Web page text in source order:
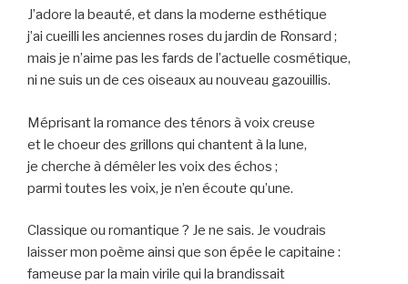
J’adore la beauté, et dans la moderne esthétique
j’ai cueilli les anciennes roses du jardin de Ronsard ;
mais je n’aime pas les fards de l’actuelle cosmétique,
ni ne suis un de ces oiseaux au nouveau gazouillis.
Méprisant la romance des ténors à voix creuse
et le choeur des grillons qui chantent à la lune,
je cherche à démêler les voix des échos ;
parmi toutes les voix, je n’en écoute qu’une.
Classique ou romantique ? Je ne sais. Je voudrais
laisser mon poème ainsi que son épée le capitaine :
fameuse par la main virile qui la brandissait